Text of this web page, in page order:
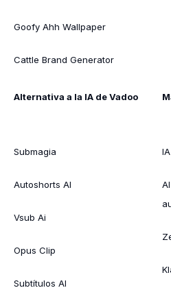
Goofy Ahh Wallpaper
Cattle Brand Generator
Alternativa a la IA de Vadoo
Submagia
Autoshorts AI
Vsub Ai
Opus Clip
Subtítulos AI